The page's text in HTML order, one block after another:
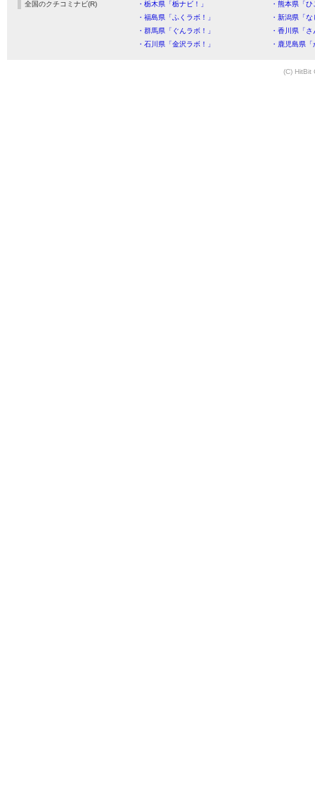
全国のクチコミナビ(R) ・栃木県「栃ナビ！」
・熊本県「
・福島県「ふくラボ！」
・新潟県「
・群馬県「ぐんラボ！」
・香川県「
・石川県「金沢ラボ！」
・鹿児島県
(C) HitBit